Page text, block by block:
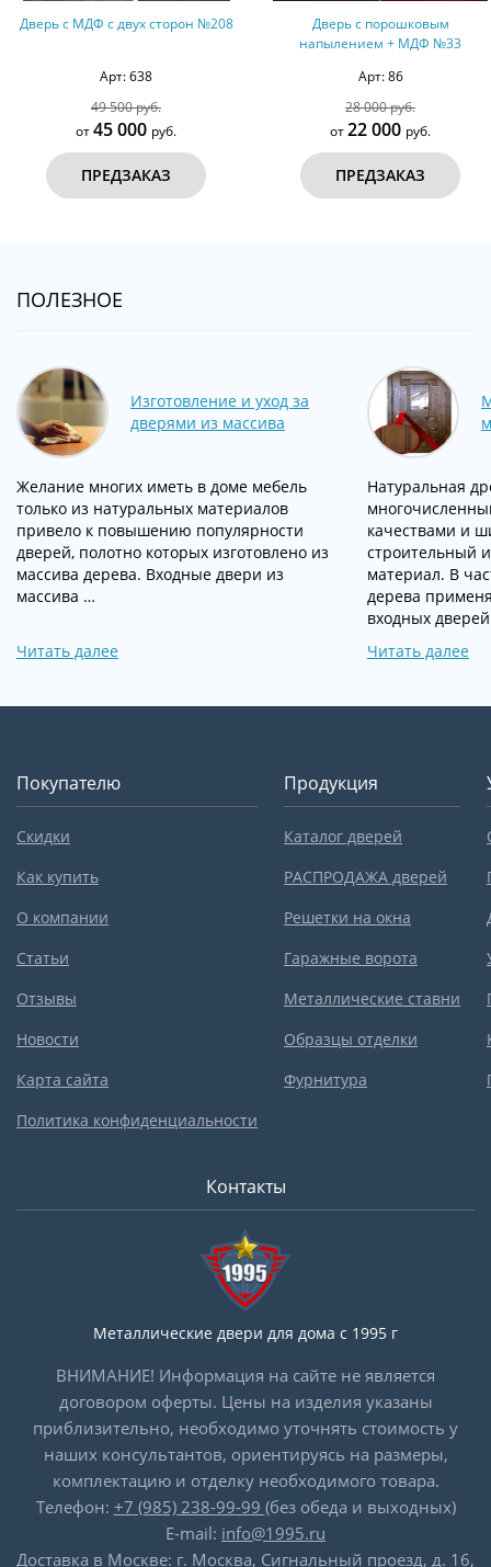
Дверь с МДФ с двух сторон №208
Арт: 638
49 500 руб.
от45 000 руб.
ПРЕДЗАКАЗ
Дверь с порошковым
напылением + МДФ №33
Арт: 86
28 000 руб.
от22 000 руб.
ПРЕДЗАКАЗ
ПОЛЕЗНОЕ
Изготовление и уход за
дверями из массива
Желание многих иметь в доме мебель
только из натуральных материалов
привело к повышению популярности
дверей, полотно которых изготовлено из
массива дерева. Входные двери из
массива …
Читать далее
Натуральная
качествами и
строительный
материал. В
дерева
входных
Читать далее
Покупателю
Скидки
Как купить
О компании
Статьи
Отзывы
Новости
Карта сайта
Политика конфиденциальности
Продукция
Каталог дверей
РАСПРОДАЖА дверей
Решетки на окна
Гаражные ворота
Металлические ставни
Образцы отделки
Фурнитура
Контакты
Металлические двери для дома с 1995 г
ВНИМАНИЕ! Информация на сайте не является
договором оферты. Цены на изделия указаны
приблизительно, необходимо уточнять стоимость у
наших консультантов, ориентируясь на размеры,
комплектацию и отделку необходимого товара.
Телефон: +7 (985) 238-99-99 (без обеда и выходных)
E-mail: info@1995.ru
Доставка в Москве: г. Москва, Сигнальный проезд, д. 16,